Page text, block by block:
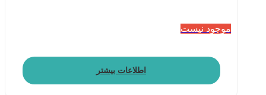
موجود نیست
اطلاعات بیشتر